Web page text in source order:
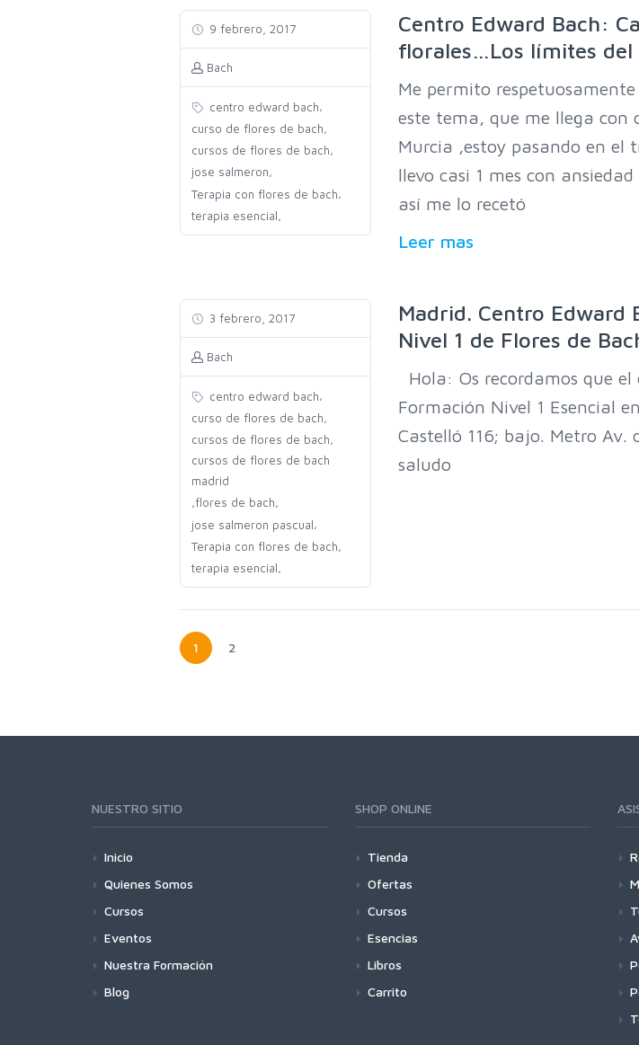
9 febrero, 2017
Bach
centro edward bach,
curso de flores de bach
cursos de flores de bach
jose salmeron
Terapia con flores de bach,
terapia esencial
Centro Edward Bach:
florales…Los límites del
Me permito
este tema, que me llega con
Murcia ,estoy pasando en el
llevo casi 1 mes con
así me lo recetó
Leer mas
3 febrero, 2017
Bach
centro edward bach,
curso de flores de bach
cursos de flores de bach
cursos de flores de bach
madrid
flores de bach
jose salmeron pascual,
Terapia con flores de bach
terapia esencial
Madrid. Centro Edward
Nivel 1 de Flores de
Hola: Os recordamos que
Formación Nivel 1 Esencial
Castelló 116; bajo. Metro Av.
saludo
1 2
NUESTRO SITIO
Inicio
Quienes Somos
Cursos
Eventos
Nuestra Formación
Blog
SHOP ONLINE
Tienda
Ofertas
Cursos
Esencias
Libros
Carrito